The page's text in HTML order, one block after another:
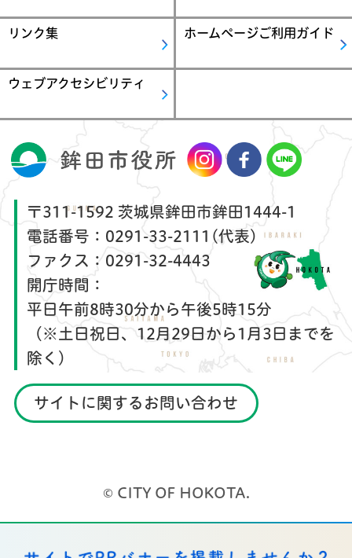
リンク集 ホームページご利用ガイド
ウェブアクセシビリティ
〒311-1592 茨城県鉾田市鉾田1444-1
電話番号： 0291-33-2111(代表)
ファクス： 0291-32-4443
開庁時間：
平日午前8時30分から午後5時15分
（※土日祝日、12月29日から1月3日までを
除く）
サイトに関するお問い合わせ
© CITY OF HOKOTA.